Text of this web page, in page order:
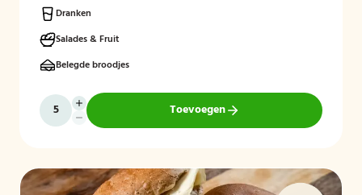
bijeenkomsten, vergaderingen en groepslunches en staat bekend
om de verse ingrediënten, verzorgde presentatie en de mogelijkheid
om rekening te houden met dieetwensen zoals vegetarisch,
veganistisch of halal.
Dranken
Salades & Fruit
Belegde broodjes
Toevoegen